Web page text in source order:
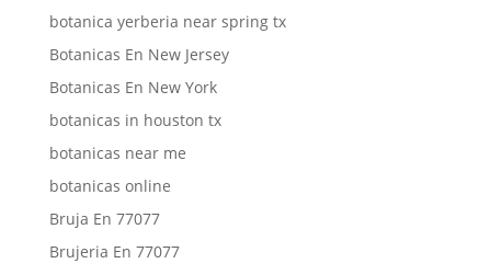
botanica yerberia near spring tx
Botanicas En New Jersey
Botanicas En New York
botanicas in houston tx
botanicas near me
botanicas online
Bruja En 77077
Brujeria En 77077